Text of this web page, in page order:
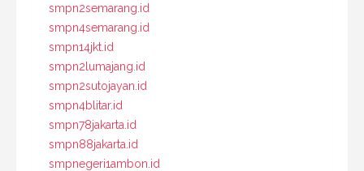
smpn2semarang.id
smpn4semarang.id
smpn14jkt.id
smpn2lumajang.id
smpn2sutojayan.id
smpn4blitar.id
smpn78jakarta.id
smpn88jakarta.id
smpnegeri1ambon.id